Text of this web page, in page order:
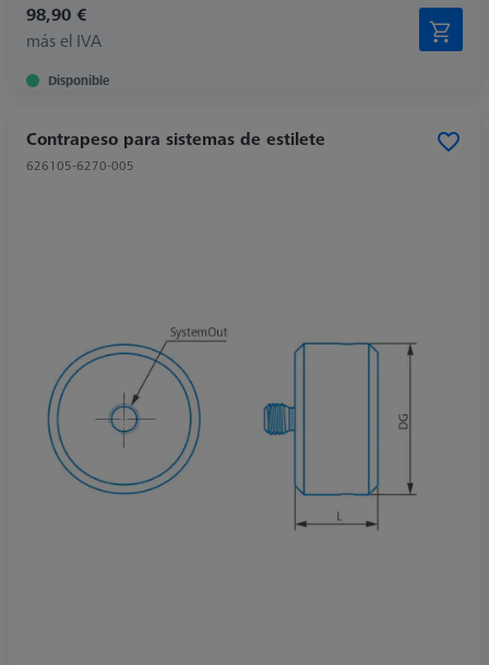
98,90 €
más el IVA
Disponible
Contrapeso para sistemas de estilete
626105-6270-005